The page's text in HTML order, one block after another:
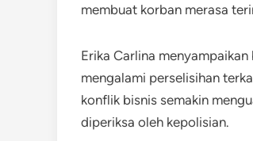
membuat korban merasa
Erika Carlina
mengalami perselisihan
konflik bisnis semakin
diperiksa oleh kepolisian.